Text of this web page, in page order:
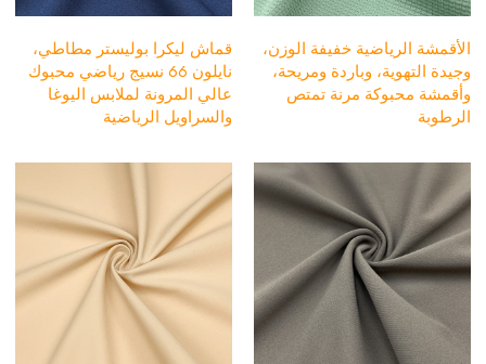
الأقمشة الرياضية خفيفة الوزن،
وجيدة التهوية، وباردة ومريحة،
وأقمشة محبوكة مرنة تمتص
الرطوبة
قماش ليكرا بوليستر مطاطي،
نايلون 66 نسيج رياضي محبوك
عالي المرونة لملابس اليوغا
والسراويل الرياضية